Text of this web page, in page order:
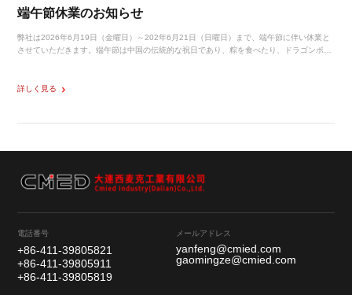
端午節休業のお知らせ
弊社は2026年6月19日（金曜日）～202年6月21日（日曜日）まで、端午節に伴い休業と
させていただきます。端午節は中国の伝統的な祝日であり、粽を食べたり、ドラゴンボー
詳しく見る
電話番号
+86-411-39805821
+86-411-39805911
+86-411-39805819
メールアドレス
yanfeng@cmied.com
gaomingze@cmied.com